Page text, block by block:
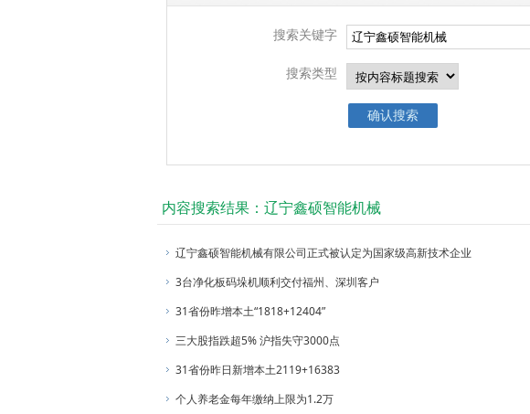
搜索关键字
搜索类型
内容搜索结果：辽宁鑫硕智能机械
辽宁鑫硕智能机械有限公司正式被认定为国家级高新技术企业
3台净化板码垛机顺利交付福州、深圳客户
31省份昨增本土“1818+12404”
三大股指跌超5% 沪指失守3000点
31省份昨日新增本土2119+16383
个人养老金每年缴纳上限为1.2万